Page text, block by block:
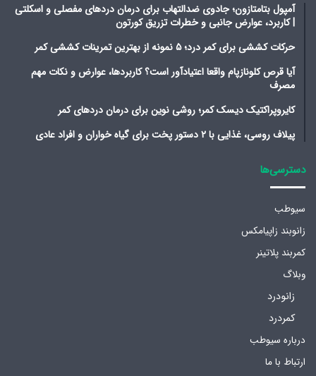
آمپول بتامتازون؛ جادوی ضدالتهاب برای درمان دردهای مفصلی و اسکلتی
| کاربرد، عوارض جانبی و خطرات تزریق کورتون
حرکات کششی برای کمر درد؛ ۵ نمونه از بهترین تمرینات کششی کمر
آیا قرص کلونازپام واقعا اعتیادآور است؟ کاربردها، عوارض و نکات مهم
مصرف
کایروپراکتیک دیسک کمر؛ روشی نوین برای درمان دردهای کمر
پیلاف روسی، غذایی با ۲ دستور پخت برای گیاه خواران و افراد عادی
دسترسی‌ها
سیوطب
زانوبند زاپیامکس
کمربند پلاتینر
وبلاگ
زانودرد
کمردرد
درباره سیوطب
ارتباط با ما